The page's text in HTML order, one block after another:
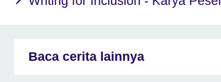
Baca cerita lainnya